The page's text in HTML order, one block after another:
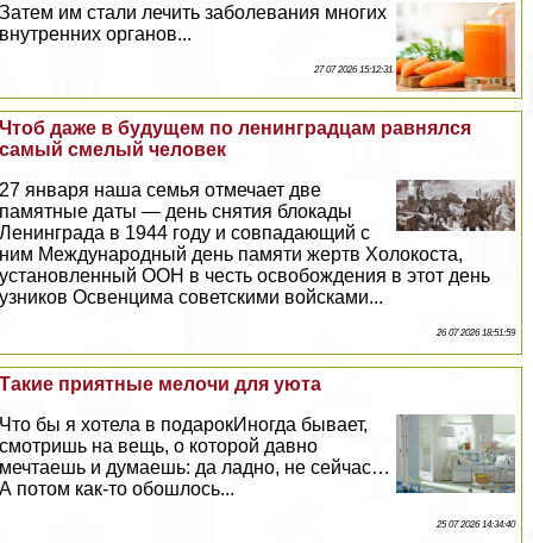
Затем им стали лечить заболевания многих
внутренних органов...
27 07 2026 15:12:31
Чтоб даже в будущем по ленинградцам равнялся
самый смелый человек
27 января наша семья отмечает две
памятные даты — день снятия блокады
Ленинграда в 1944 году и совпадающий с
ним Международный день памяти жертв Холокоста,
установленный ООН в честь освобождения в этот день
узников Освенцима советскими войсками...
26 07 2026 18:51:59
Такие приятные мелочи для уюта
Что бы я хотела в подарокИногда бывает,
смотришь на вещь, о которой давно
мечтаешь и думаешь: да ладно, не сейчас…
А потом как-то обошлось...
25 07 2026 14:34:40